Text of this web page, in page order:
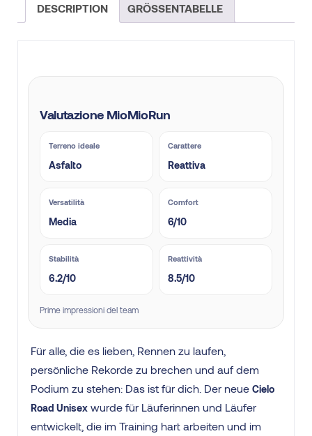
DESCRIPTION GRÖSSENTABELLE
Valutazione MioMioRun
Terreno ideale
Asfalto
Carattere
Reattiva
Versatilità
Media
Comfort
6/10
Stabilità
6.2/10
Reattività
8.5/10
Prime impressioni del team
Für alle, die es lieben, Rennen zu laufen,
persönliche Rekorde zu brechen und auf dem
Podium zu stehen: Das ist für dich. Der neue Cielo
Road Unisex wurde für Läuferinnen und Läufer
entwickelt, die im Training hart arbeiten und im